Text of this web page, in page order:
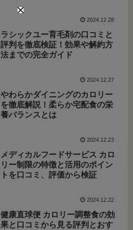
2024.12.28
ラシックユー育毛剤の口コミと
評判を徹底検証！効果や解約方
法までの完全ガイド
2024.12.27
やわらかダイニングのカロリー
を徹底解説！柔らか宅配食の栄
養バランスとは
2024.12.23
メディカルフードサービス カロ
リー制限の特徴と活用のポイン
トを口コミ、評価から検証
2024.12.22
健康直球便 カロリー調整食の効
果と口コミから見る評判とおす